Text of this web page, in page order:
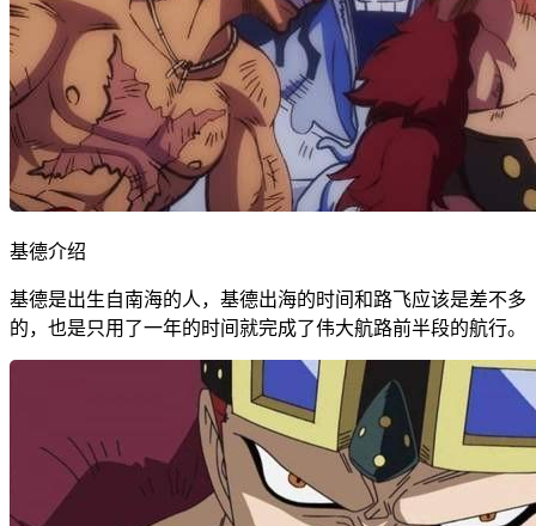
基德介绍
基德是出生自南海的人，基德出海的时间和路飞应该是差不多
的，也是只用了一年的时间就完成了伟大航路前半段的航行。